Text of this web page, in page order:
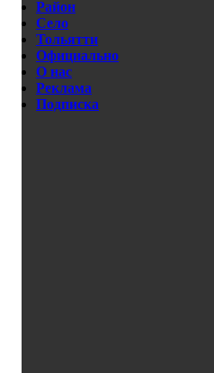
Район
Село
Тольятти
Официально
О нас
Реклама
Подписка